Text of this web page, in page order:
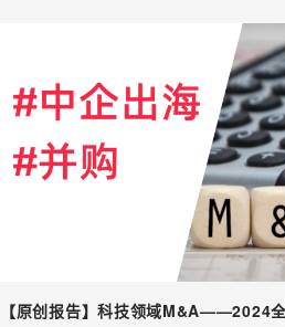
【原创报告】科技领域M&A——2024